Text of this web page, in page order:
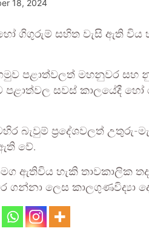
18, 2024
ගිගුරුම් සහිත වැසි ඇති විය
පළාත්වලත් මහනුවර සහ
සවස් කාලයේදී හෝ
බැවුම් ප්‍රදේශවලත් උතුරු-
වේ.
ඇතිවිය හැකි තාවකාලික
ගන්නා ලෙස කාලගුණවිද්‍යා